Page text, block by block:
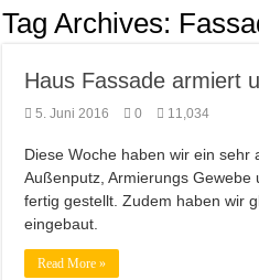
Ein Gamingzimmer einrichten und
NEU: Jansen Protect-Gel Thix
Leindotter: Caparol DAW gewinnt
Mehr Kompetenz auf der Baustelle
Farb brillianz mit CAPAROL ICONS
Richtige Farbauswahl für kleine Räume
Entspannung nach der Arbeit im
Tag Archives:
Haus Fassade armiert
5. Juni 2016 0 11,034
Diese Woche haben wir ein sehr
Außenputz, Armierungs
fertig gestellt. Zudem haben wir
eingebaut.
Read More »